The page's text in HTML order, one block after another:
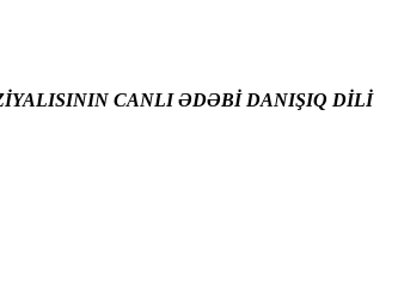
CANLI ƏDƏBİ DANIŞIQ DİLİ